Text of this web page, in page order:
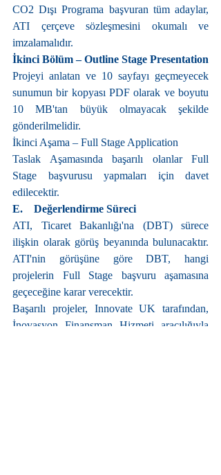
CO2 Dışı Programa başvuran tüm adaylar,
ATI çerçeve sözleşmesini okumalı ve
imzalamalıdır.
İkinci Bölüm – Outline Stage Presentation
Projeyi anlatan ve 10 sayfayı geçmeyecek
sunumun bir kopyası PDF olarak ve boyutu
10 MB'tan büyük olmayacak şekilde
gönderilmelidir.
İkinci Aşama – Full Stage Application
Taslak Aşamasında başarılı olanlar Full
Stage başvurusu yapmaları için davet
edilecektir.
E.    Değerlendirme Süreci
ATI, Ticaret Bakanlığı'na (DBT) sürece
ilişkin olarak görüş beyanında bulunacaktır.
ATI'nin görüşüne göre DBT, hangi
projelerin Full Stage başvuru aşamasına
geçeceğine karar verecektir.
Başarılı projeler, Innovate UK tarafından,
İnovasyon Finansman Hizmeti aracılığıyla